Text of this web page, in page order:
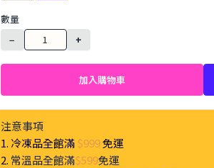
數量
−
+
加入購物車
注意事項
1. 冷凍品全館滿 $999免運
2. 常溫品全館滿$599免運